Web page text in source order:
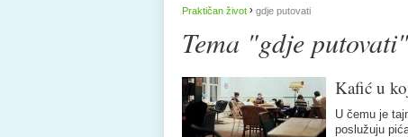
Praktičan život › gdje putovati
Tema "gdje putovati"
Kafić u
U čemu je
poslužuju